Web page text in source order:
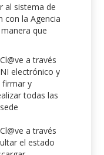
al sistema de
con la Agencia
que
a través
electrónico y
firmar y
todas las
a través
el estado